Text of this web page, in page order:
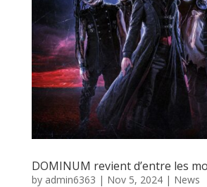
DOMINUM revient d’entre les
by admin6363 | Nov 5, 2024| News